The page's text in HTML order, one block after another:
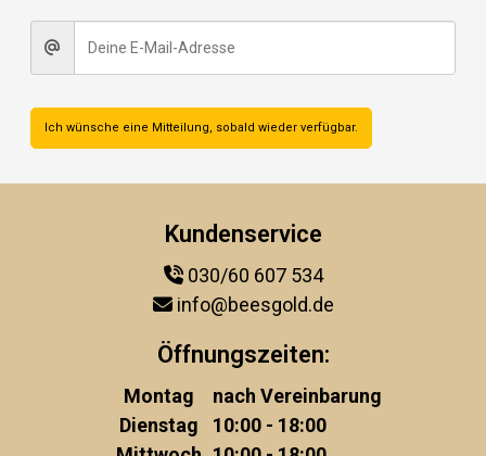
Ich wünsche eine Mitteilung, sobald wieder verfügbar.
Kundenservice
030/60 607 534
info@beesgold.de
Öffnungszeiten:
Montag
nach Vereinbarung
Dienstag
10:00 - 18:00